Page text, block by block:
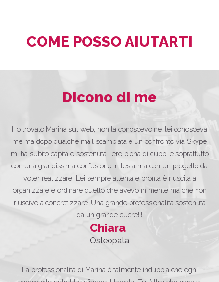
COME POSSO AIUTARTI
Dicono di me
Ho trovato Marina sul web, non la conoscevo ne’ lei conosceva
me ma dopo qualche mail scambiata e un confronto via Skype
mi ha subito capita e sostenuta… ero piena di dubbi e soprattutto
con una grandissima confusione in testa ma con un progetto da
voler realizzare. Lei sempre attenta e pronta è riuscita a
organizzare e ordinare quello che avevo in mente ma che non
riuscivo a concretizzare. Una grande professionalità sostenuta
da un grande cuore!!!
Chiara
Osteopata
La professionalità di Marina è talmente indubbia che ogni